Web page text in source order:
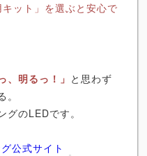
ット」を選ぶと安心で
、明るっ！」 と思わず
グのLEDです。
公式サイト